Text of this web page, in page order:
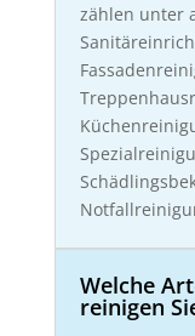
zählen unter
Welche
reinigen